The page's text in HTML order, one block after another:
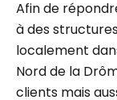
à des
localement
Nord de la
clients mais